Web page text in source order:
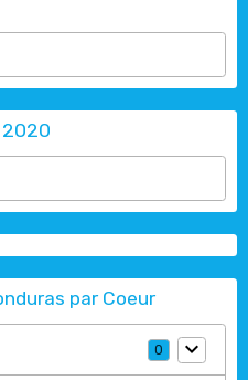
par Coeur
0